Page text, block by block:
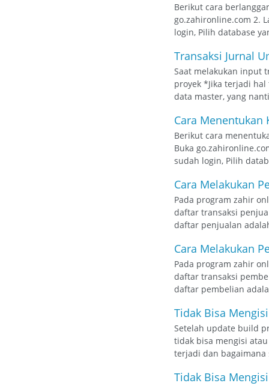
Berikut cara
go.zahironline.com 2.
login, Pilih database
Transaksi Jurnal
Saat melakukan input
proyek *Jika terjadi
data master, yang
Cara Menentukan
Berikut cara
Buka
sudah login, Pilih
Cara Melakukan
Pada program zahir
daftar transaksi
daftar penjualan
Cara Melakukan
Pada program zahir
daftar transaksi
daftar pembelian
Tidak Bisa
Setelah update build
tidak bisa mengisi
terjadi dan bagaimana
Tidak Bisa